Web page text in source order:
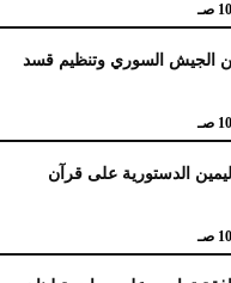
صـ
الجيش السوري وتنظيم قسد
صـ
الدستورية على قرآن
صـ